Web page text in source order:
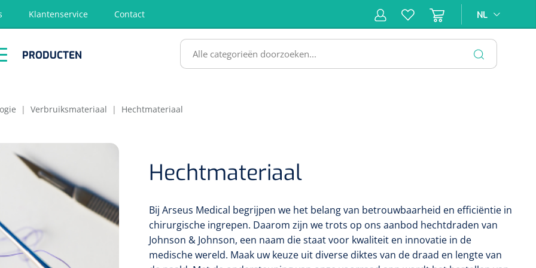
Klantenservice Contact NL
PRODUCTEN
| Verbruiksmateriaal | Hechtmateriaal
Hechtmateriaal
Bij Arseus Medical begrijpen we het belang van betrouwbaarheid en efficiëntie in
chirurgische ingrepen. Daarom zijn we trots op ons aanbod hechtdraden van
Johnson & Johnson, een naam die staat voor kwaliteit en innovatie in de
medische wereld. Maak uw keuze uit diverse diktes van de draad en lengte van